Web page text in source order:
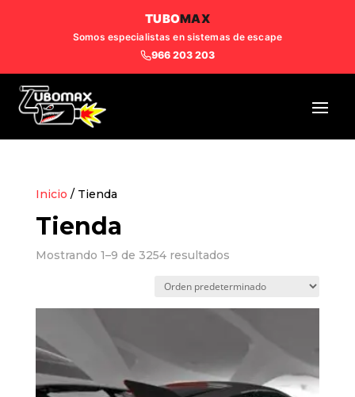
TUBOMAX
Somos especialistas en sistemas de escape
966 203 203
Inicio / Tienda
Tienda
Mostrando 1–9 de 3254 resultados